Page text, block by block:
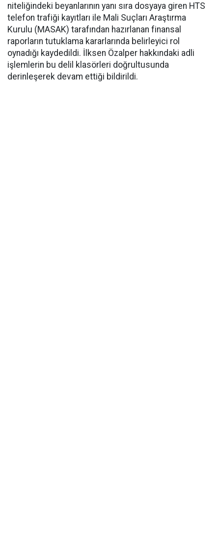
niteliğindeki beyanlarının yanı sıra dosyaya giren HTS
telefon trafiği kayıtları ile Mali Suçları Araştırma
Kurulu (MASAK) tarafından hazırlanan finansal
raporların tutuklama kararlarında belirleyici rol
oynadığı kaydedildi. İlksen Özalper hakkındaki adli
işlemlerin bu delil klasörleri doğrultusunda
derinleşerek devam ettiği bildirildi.